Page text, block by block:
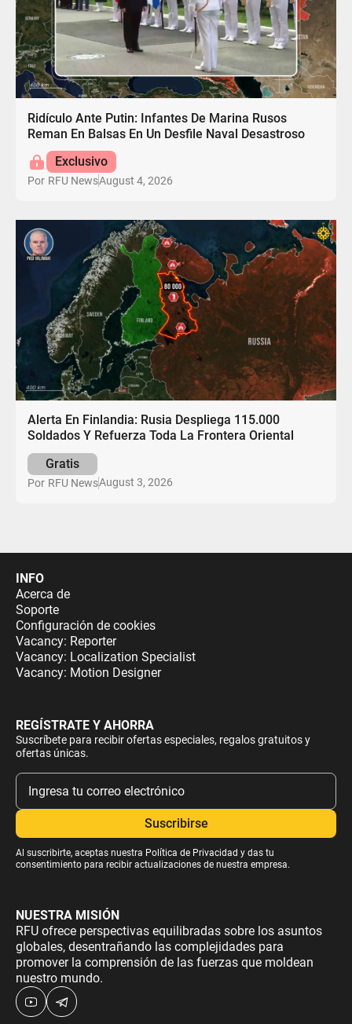
Ridículo Ante Putin: Infantes De Marina Rusos
Reman En Balsas En Un Desfile Naval Desastroso
Exclusivo
Por RFU NewsAugust 4, 2026
Alerta En Finlandia: Rusia Despliega 115.000
Soldados Y Refuerza Toda La Frontera Oriental
Gratis
Por RFU NewsAugust 3, 2026
INFO
Acerca de
Soporte
Configuración de cookies
Vacancy: Reporter
Vacancy: Localization Specialist
Vacancy: Motion Designer
REGÍSTRATE Y AHORRA
Suscríbete para recibir ofertas especiales, regalos gratuitos y
ofertas únicas.
Al suscribirte, aceptas nuestra Política de Privacidad y das tu
consentimiento para recibir actualizaciones de nuestra empresa.
NUESTRA MISIÓN
RFU ofrece perspectivas equilibradas sobre los asuntos
globales, desentrañando las complejidades para
promover la comprensión de las fuerzas que moldean
nuestro mundo.